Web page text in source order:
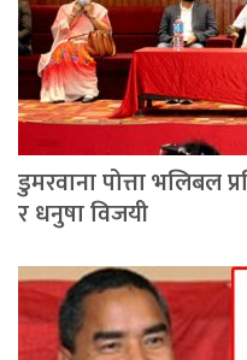
डुमरवाना पोत्ता भलिबल
र धनुषा विजयी